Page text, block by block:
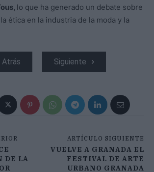
lo que ha generado un debate sobre
ética en la industria de la moda y la
Atrás Siguiente
DE LA
ARTÍCULO SIGUIENTE
VUELVE A GRANADA EL
FESTIVAL DE ARTE
URBANO GRANADA